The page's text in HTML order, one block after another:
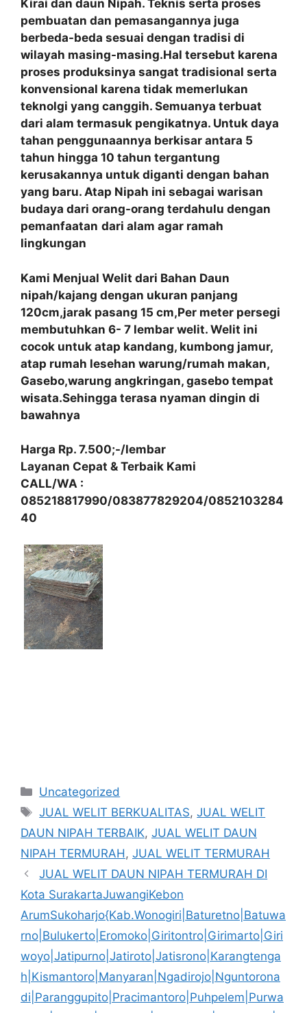
Kirai dan daun Nipah. Teknis serta proses
pembuatan dan pemasangannya juga
berbeda-beda sesuai dengan tradisi di
wilayah masing-masing.Hal tersebut karena
proses produksinya sangat tradisional serta
konvensional karena tidak memerlukan
teknolgi yang canggih. Semuanya terbuat
dari alam termasuk pengikatnya. Untuk daya
tahan penggunaannya berkisar antara 5
tahun hingga 10 tahun tergantung
kerusakannya untuk diganti dengan bahan
yang baru. Atap Nipah ini sebagai warisan
budaya dari orang-orang terdahulu dengan
pemanfaatan dari alam agar ramah
lingkungan
Kami Menjual Welit dari Bahan Daun
nipah/kajang dengan ukuran panjang
120cm,jarak pasang 15 cm,Per meter persegi
membutuhkan 6- 7 lembar welit. Welit ini
cocok untuk atap kandang, kumbong jamur,
atap rumah lesehan warung/rumah makan,
Gasebo,warung angkringan, gasebo tempat
wisata.Sehingga terasa nyaman dingin di
bawahnya
Harga Rp. 7.500;-/lembar
Layanan Cepat & Terbaik Kami
CALL/WA :
085218817990/083877829204/0852103284
40
Kategori
Uncategorized
Tag
JUAL WELIT BERKUALITAS,JUAL WELIT
DAUN NIPAH TERBAIK, JUAL WELIT DAUN
NIPAH TERMURAH , JUAL WELIT TERMURAH
JUAL WELIT DAUN NIPAH TERMURAH DI
Kota SurakartaJuwangiKebon
ArumSukoharjo{Kab.Wonogiri|Baturetno|Batuwa
rno|Bulukerto|Eromoko|Giritontro|Girimarto|Giri
woyo|Jatipurno|Jatiroto|Jatisrono|Karangtenga
h|Kismantoro|Manyaran|Ngadirojo|Nguntorona
di|Paranggupito|Pracimantoro|Puhpelem|Purwa